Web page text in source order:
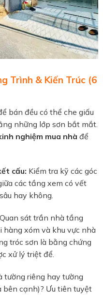
Trình & Kiến Trúc (6
bán đều có thể che giấu
những lớp sơn bắt mắt.
nghiệm mua nhà để
cấu: Kiểm tra kỹ các góc
các tầng xem có vết
hay không.
Quan sát trần nhà tầng
hàng xóm và khu vực nhà
tróc sơn là bằng chứng
xử lý triệt để.
tường riêng hay tường
bên cạnh)? Ưu tiên tuyệt